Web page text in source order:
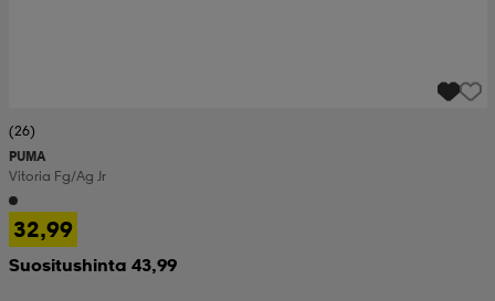
(26)
PUMA
Vitoria Fg/ag Jr
32,99
Suositushinta 43,99